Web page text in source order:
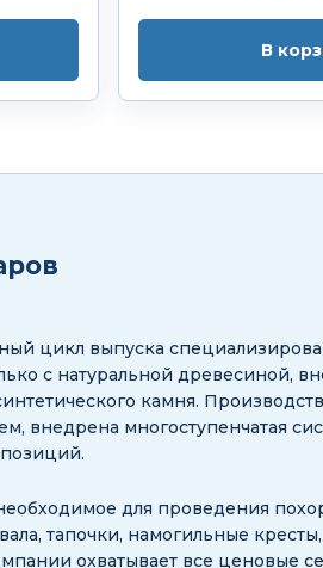
В
цикл выпуска
с натуральной древесиной,
камня.
внедрена многоступенчатая
позиций.
для проведения
тапочки, намогильные
охватывает все ценовые